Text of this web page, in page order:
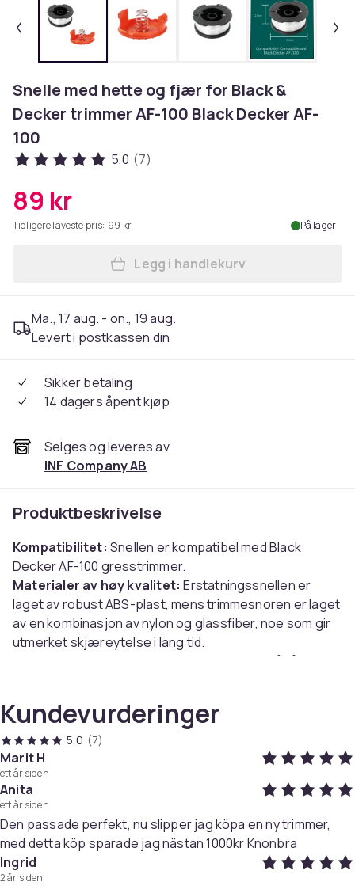
Snelle med hette og fjær for Black &
Decker trimmer AF-100 Black Decker AF-
100
5,0 (7)
89 kr
Tidligere laveste pris: 99 kr På lager
Legg Snelle med hette og
Legg i handlekurv
Ma., 17 aug. - on., 19 aug.
Levert i postkassen din
Sikker betaling
14 dagers åpent kjøp
Selges og leveres av
INF Company AB
Produktbeskrivelse
Kompatibilitet: Snellen er kompatibel med Black
Decker AF-100 gresstrimmer.
Materialer av høy kvalitet: Erstatningssnellen er
laget av robust ABS-plast, mens trimmesnoren er laget
av en kombinasjon av nylon og glassfiber, noe som gir
utmerket skjæreytelse i lang tid.
Trimmersnellen er designet for å tåle
mating, mens høykvalitetsmaterialene motstår slitasje
og kutter pålitelig og effektivt. Jevne og rette linjer er
enkelt å få til.
Spesifikasjoner:
Farge: oransje og svart
Materialer: ABS, nylon og glassfiber
Lokkdiameter : 2,3 x 3,6 cm
Spolediameter: 6,4 x 2,8 cm
Kundevurderinger
5,0 (7)
Marit H
ett år siden
Anita
ett år siden
Den passade perfekt, nu slipper jag köpa en ny trimmer,
med detta köp sparade jag nästan 1000kr Knonbra
Ingrid
2 år siden